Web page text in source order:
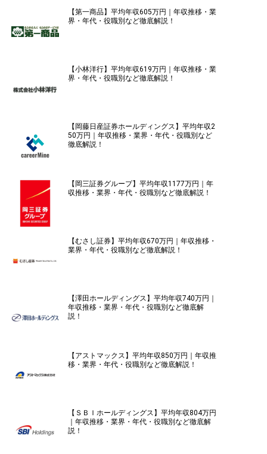
【第一商品】平均年収605万円｜年収推移・業
界・年代・役職別など徹底解説！
【小林洋行】平均年収619万円｜年収推移・業
界・年代・役職別など徹底解説！
【岡藤日産証券ホールディングス】平均年収2
50万円｜年収推移・業界・年代・役職別など
徹底解説！
【岡三証券グループ】平均年収1177万円｜年
収推移・業界・年代・役職別など徹底解説！
【むさし証券】平均年収670万円｜年収推移・
業界・年代・役職別など徹底解説！
【澤田ホールディングス】平均年収740万円｜
年収推移・業界・年代・役職別など徹底解
説！
【アストマックス】平均年収850万円｜年収推
移・業界・年代・役職別など徹底解説！
【ＳＢＩホールディングス】平均年収804万円
｜年収推移・業界・年代・役職別など徹底解
説！